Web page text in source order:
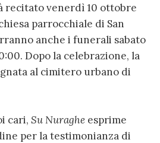
recitato venerdì 10 ottobre
parrocchiale di San
anche i funerali sabato
Dopo la celebrazione, la
al cimitero urbano di
cari, Su Nuraghe esprime
per la testimonianza di